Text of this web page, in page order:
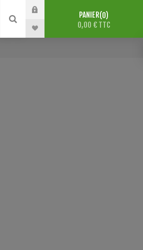
PANIER 0
0,00 € TTC